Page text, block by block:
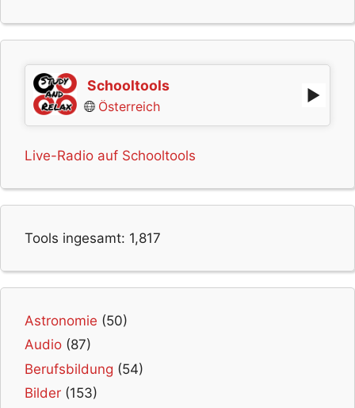
Schooltools
Österreich
Live-Radio auf Schooltools
Tools ingesamt: 1,817
Astronomie (50)
Audio (87)
Berufsbildung (54)
Bilder (153)